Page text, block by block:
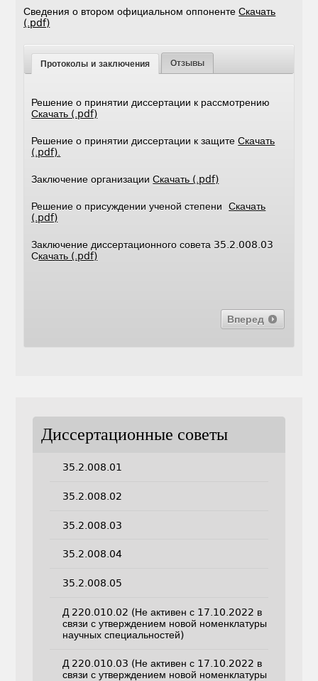
Сведения о втором официальном оппонентеСкачать
(.pdf)
Протоколы и заключения Отзывы
Решение о принятии диссертации к рассмотрению
Скачать (.pdf)
Решение о принятии диссертации к защитеСкачать
(.pdf).
Заключение организацииСкачать (.pdf)
Решение о присуждении ученой степениСкачать
(.pdf)
Заключение диссертационного совета 35.2.008.03
Скачать (.pdf)
Вперед
Диссертационные советы
35.2.008.01
35.2.008.02
35.2.008.03
35.2.008.04
35.2.008.05
Д 220.010.02 (Не активен с 17.10.2022 в
связи с утверждением новой номенклатуры
научных специальностей)
Д 220.010.03 (Не активен с 17.10.2022 в
связи с утверждением новой номенклатуры